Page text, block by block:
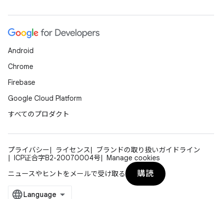
Android
Chrome
Firebase
Google Cloud Platform
すべてのプロダクト
プライバシー ライセンス
ブランドの取り扱いガイドライン
ICP证合字B2-20070004号
Manage cookies
ニュースやヒントをメールで受け取る
購読